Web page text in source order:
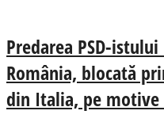
Predarea PSD-
România, blocată
din Italia, pe motive